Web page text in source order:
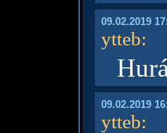
09.02.2019
ytteb:
09.02.2019
ytteb: